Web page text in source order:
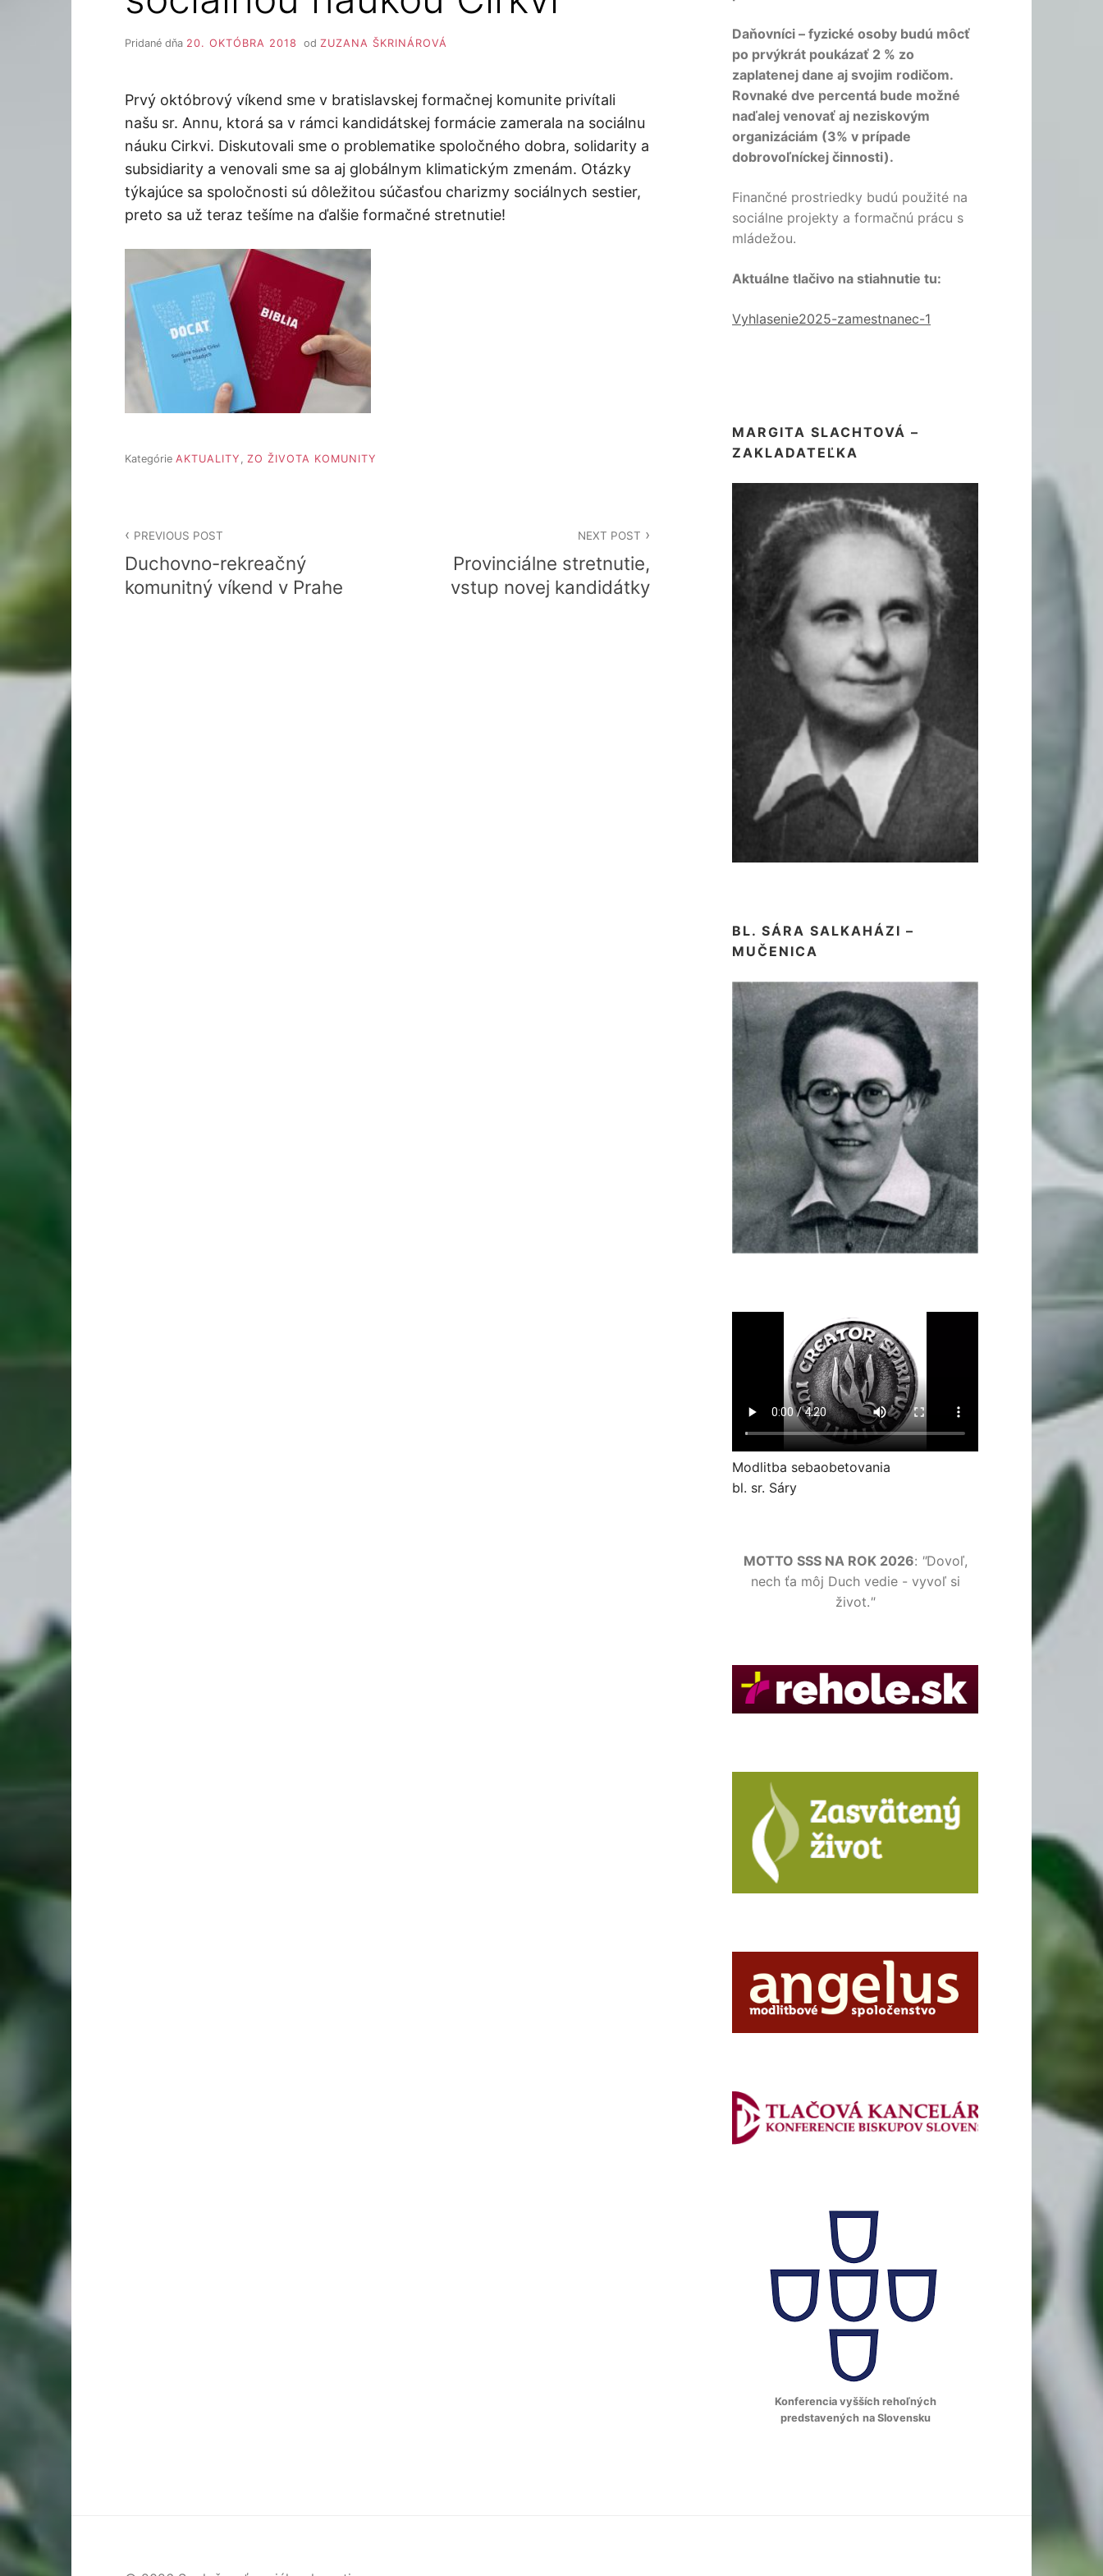
Pridané dňa 20. OKTÓBRA 2018 od ZUZANA ŠKRINÁROVÁ
Prvý októbrový víkend sme v bratislavskej formačnej komunite privítali
našu sr. Annu, ktorá sa v rámci kandidátskej formácie zamerala na sociálnu
náuku Cirkvi. Diskutovali sme o problematike spoločného dobra, solidarity a
subsidiarity a venovali sme sa aj globálnym klimatickým zmenám. Otázky
týkajúce sa spoločnosti sú dôležitou súčasťou charizmy sociálnych sestier,
preto sa už teraz tešíme na ďalšie formačné stretnutie!
Kategórie AKTUALITY , ZO ŽIVOTA KOMUNITY
v
článku
PREVIOUS POST
Duchovno-rekreačný
komunitný víkend v Prahe
NEXT POST
Provinciálne stretnutie,
vstup novej kandidátky
Daňovníci – fyzické osoby budú môcť
po prvýkrát poukázať 2 % zo
zaplatenej dane aj svojim rodičom.
Rovnaké dve percentá bude možné
naďalej venovať aj neziskovým
organizáciám (3% v prípade
dobrovoľníckej činnosti).
Finančné prostriedky budú použité na
sociálne projekty a formačnú prácu s
mládežou.
Aktuálne tlačivo na stiahnutie tu:
Vyhlasenie2025-zamestnanec-1
MARGITA SLACHTOVÁ –
ZAKLADATEĽKA
BL. SÁRA SALKAHÁZI –
MUČENICA
Modlitba sebaobetovania
bl. sr. Sáry
MOTTO SSS NA ROK 2026: "Dovoľ,
nech ťa môj Duch vedie - vyvoľ si
život."
Konferencia vyšších rehoľných
predstavených na Slovensku